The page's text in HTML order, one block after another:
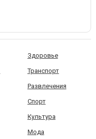
Здоровье
Транспорт
Развлечения
Спорт
Культура
Мода